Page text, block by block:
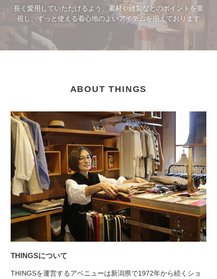
長く愛用していただけるよう、素材や縫製などのポイントを重
視し、ずっと使える着心地のよいアイテムを揃えております
ABOUT THINGS
THINGSについて
THINGSを運営するアベニューは新潟県で1972年から続くショ